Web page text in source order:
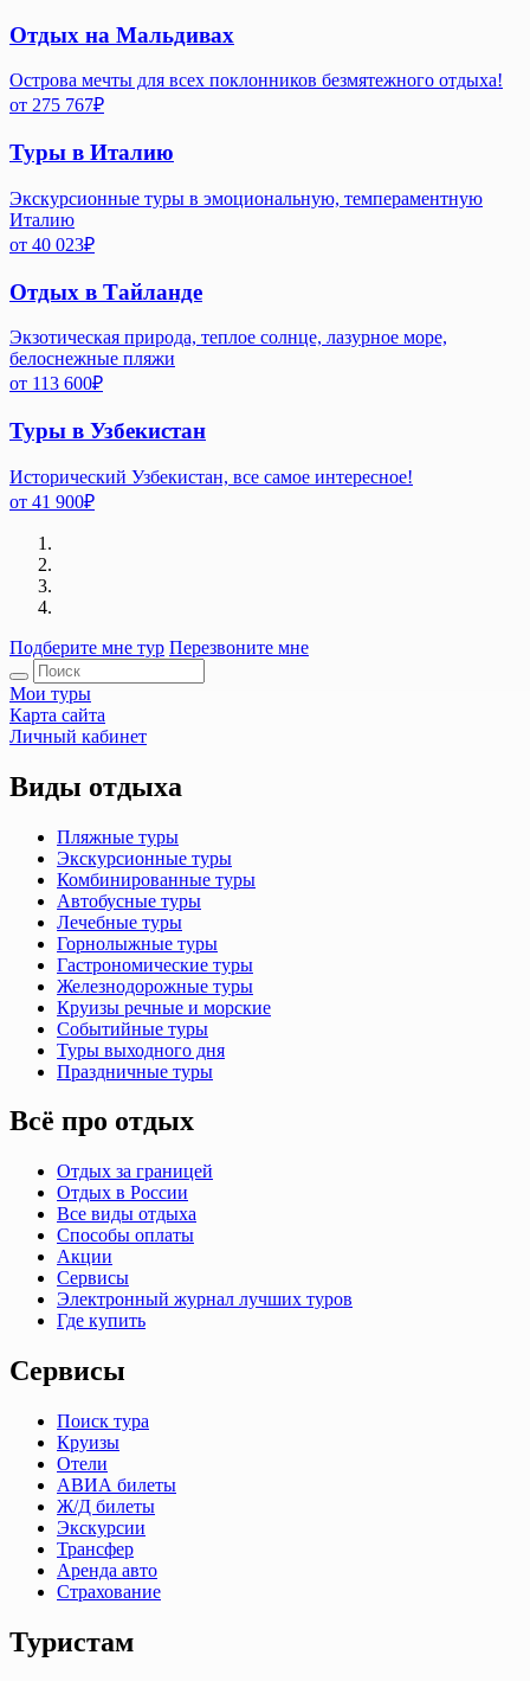
Отдых на Мальдивах
Острова мечты для всех поклонников безмятежного отдыха!
от 275 767₽
Туры в Италию
Экскурсионные туры в эмоциональную, темпераментную
Италию
от 40 023₽
Отдых в Тайланде
Экзотическая природа, теплое солнце, лазурное море,
белоснежные пляжи
от 113 600₽
Туры в Узбекистан
Исторический Узбекистан, все самое интересное!
от 41 900₽
Подберите мне тур Перезвоните мне
Мои туры
Карта сайта
Личный кабинет
Виды отдыха
Пляжные туры
Экскурсионные туры
Комбинированные туры
Автобусные туры
Лечебные туры
Горнолыжные туры
Гастрономические туры
Железнодорожные туры
Круизы речные и морские
Событийные туры
Туры выходного дня
Праздничные туры
Всё про отдых
Отдых за границей
Отдых в России
Все виды отдыха
Способы оплаты
Акции
Сервисы
Электронный журнал лучших туров
Где купить
Сервисы
Поиск тура
Круизы
Отели
АВИА билеты
Ж/Д билеты
Экскурсии
Трансфер
Аренда авто
Страхование
Туристам